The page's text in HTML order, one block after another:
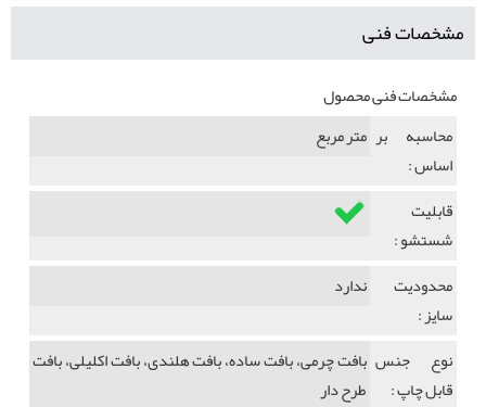
مشخصات فنی
مشخصات فنی محصول
محاسبه بر
اساس :
متر مربع
قابلیت
شستشو :
محدودیت
سایز :
ندارد
نوع جنس
قابل چاپ :
بافت چرمی، بافت ساده، بافت هلندی، بافت اکلیلی، بافت
طرح دار